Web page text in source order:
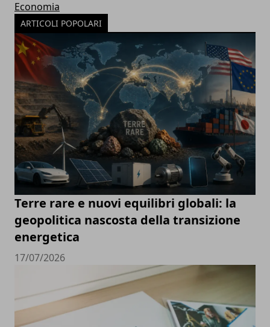
Economia
ARTICOLI POPOLARI
Terre rare e nuovi equilibri globali: la
geopolitica nascosta della transizione
energetica
17/07/2026